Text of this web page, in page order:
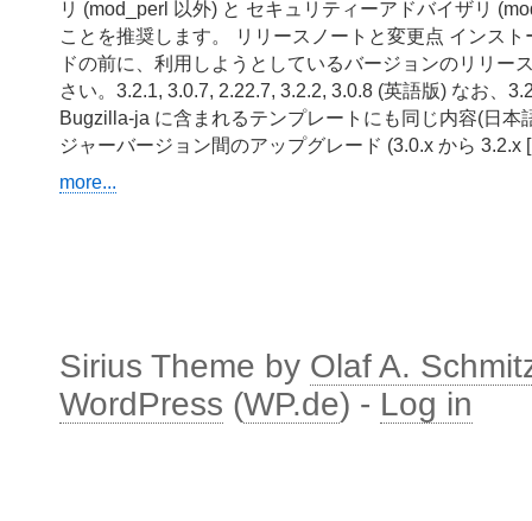
リ (mod_perl 以外) と セキュリティーアドバイザリ
ことを推奨します。 リリースノートと変更点 インス
ドの前に、利用しようとしているバージョンのリリー
さい。3.2.1, 3.0.7, 2.22.7, 3.2.2, 3.0.8 (英語版) なお、
Bugzilla-ja に含まれるテンプレートにも同じ内容(日本
ジャーバージョン間のアップグレード (3.0.x から 3.2.x
more...
Sirius Theme by Olaf A.
WordPress (WP.de) - Log in